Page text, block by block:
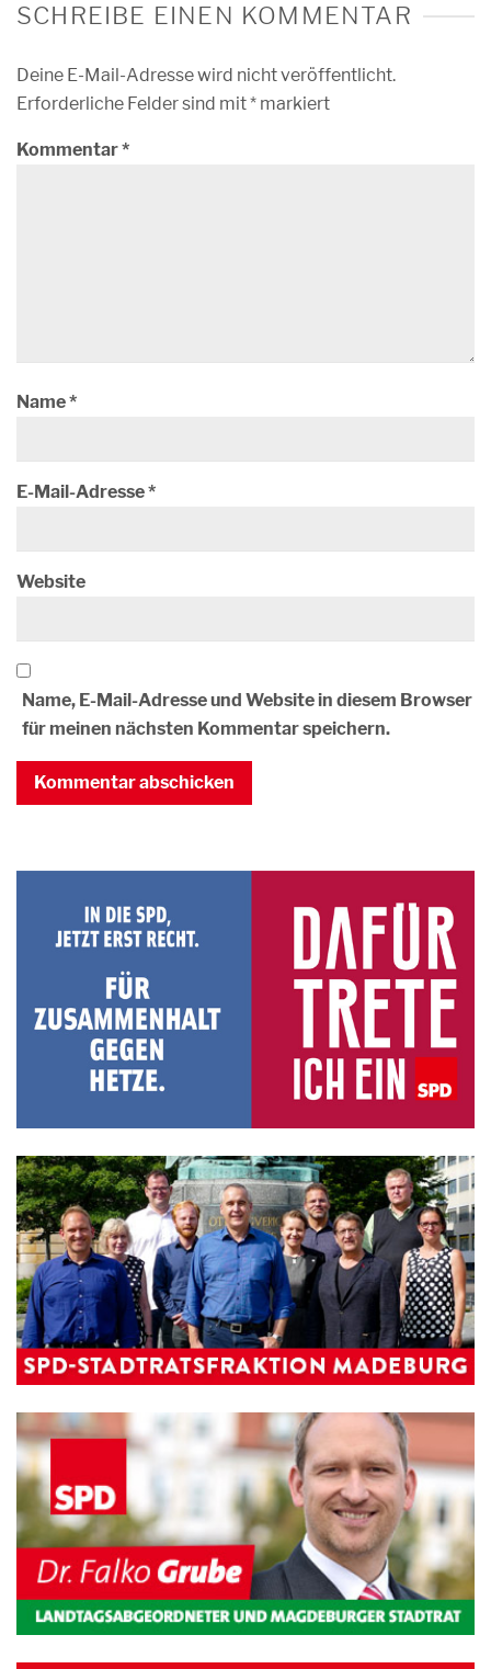
SCHREIBE EINEN KOMMENTAR
Deine E-Mail-Adresse wird nicht veröffentlicht.
Erforderliche Felder sind mit* markiert
Kommentar*
Name*
E-Mail-Adresse*
Website
Name, E-Mail-Adresse und Website in diesem Browser
für meinen nächsten Kommentar speichern.